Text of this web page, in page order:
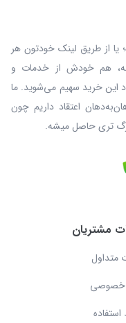
از طریق لینک خودتون هر
هم خودش از خدمات و
این خرید سهیم می‌شوید. ما
اعتقاد داریم چون
تری حاصل میشه.
مشتریان
متداول
خصوصی